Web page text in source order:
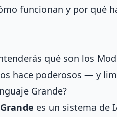
funcionan y por qué
qué son los
hace poderosos — y
Grande?
es un sistema de